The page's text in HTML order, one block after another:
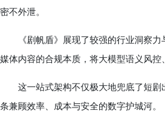
密不外泄。
《剧帆盾》展现了较强的行业洞察力
媒体内容的合规本质，将大模型语义风
这一站式架构不仅极大地兜底了短剧
条兼顾效率、成本与安全的数字护城河。